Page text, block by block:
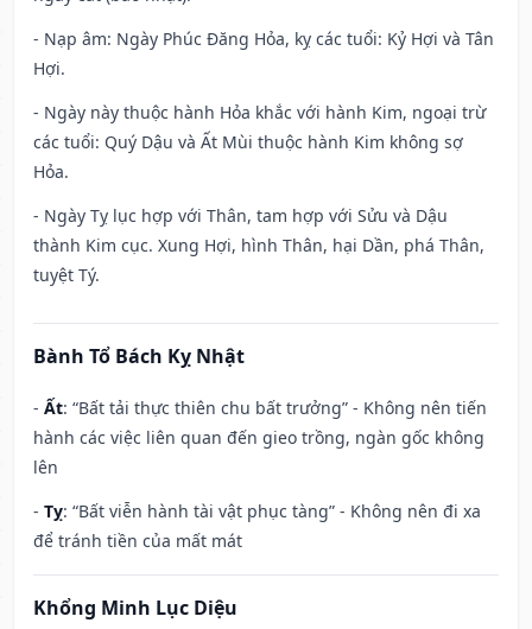
- Nạp âm: Ngày Phúc Đăng Hỏa, kỵ các tuổi: Kỷ Hợi và Tân
Hợi.
- Ngày này thuộc hành Hỏa khắc với hành Kim, ngoại trừ
các tuổi: Quý Dậu và Ất Mùi thuộc hành Kim không sợ
Hỏa.
- Ngày Tỵ lục hợp với Thân, tam hợp với Sửu và Dậu
thành Kim cục. Xung Hợi, hình Thân, hại Dần, phá Thân,
tuyệt Tý.
Bành Tổ Bách Kỵ Nhật
- Ất: “Bất tải thực thiên chu bất trưởng” - Không nên tiến
hành các việc liên quan đến gieo trồng, ngàn gốc không
lên
- Tỵ: “Bất viễn hành tài vật phục tàng” - Không nên đi xa
để tránh tiền của mất mát
Khổng Minh Lục Diệu